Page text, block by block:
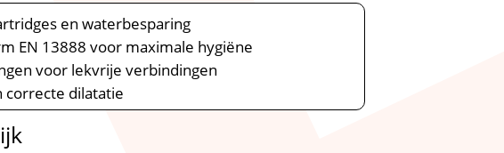
en waterbesparing
EN 13888 voor maximale hygiëne
voor lekvrije verbindingen
correcte dilatatie